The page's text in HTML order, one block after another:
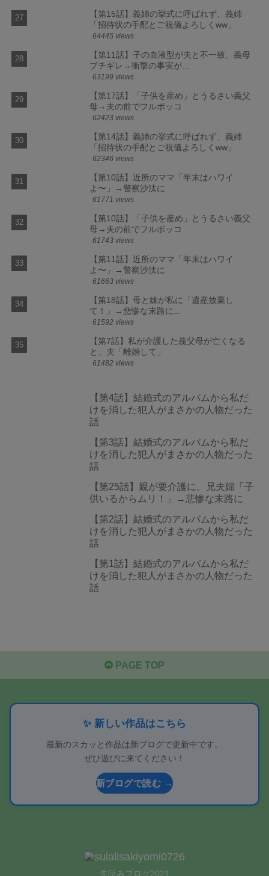
【第15話】義姉の挙式に呼ばれず、義姉
「招待状の手配とご祝儀よろしくww」
64445 views
【第11話】子の血液型が夫と不一致、義母
ブチギレ→衝撃の事実が...
63199 views
【第17話】「子供を産め」とうるさい義父
母→夫の前でフルボッコ
62423 views
【第14話】義姉の挙式に呼ばれず、義姉
「招待状の手配とご祝儀よろしくww」
62346 views
【第10話】近所のママ「年末はハワイ
よ〜」→警察沙汰に
61771 views
【第10話】「子供を産め」とうるさい義父
母→夫の前でフルボッコ
61743 views
【第11話】近所のママ「年末はハワイ
よ〜」→警察沙汰に
61663 views
【第18話】母と妹が私に「遺産放棄し
て！」→悲惨な末路に...
61592 views
【第7話】私が介護した義父母が亡くなる
と、夫「離婚して」
61482 views
【第4話】結婚式のアルバムから私だ
けを消した犯人がまさかの人物だった
話
【第3話】結婚式のアルバムから私だ
けを消した犯人がまさかの人物だった
話
【第25話】親が要介護に。兄夫婦「子
供いるからムリ！」→悲惨な末路に
【第2話】結婚式のアルバムから私だ
けを消した犯人がまさかの人物だった
話
【第1話】結婚式のアルバムから私だ
けを消した犯人がまさかの人物だった
話
PAGE TOP
✨ 新しい作品はこちら
最新のスカッと作品は新ブログで更新中です。
ぜひ遊びに来てください！
新ブログで読む →
先読みブログ2021